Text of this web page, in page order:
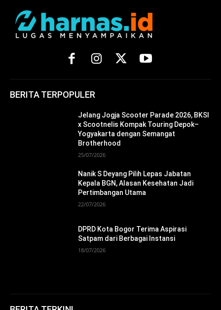
BERITA TERPOPULER
Jelang Jogja Scooter Parade 2026, BKSI
x Scootnelis Kompak Touring Depok–
Yogyakarta dengan Semangat
Brotherhood
25/07/2026
Nanik S Deyang Pilih Lepas Jabatan
Kepala BGN, Alasan Kesehatan Jadi
Pertimbangan Utama
22/07/2026
DPRD Kota Bogor Terima Aspirasi
Satpam dari Berbagai Instansi
18/07/2026